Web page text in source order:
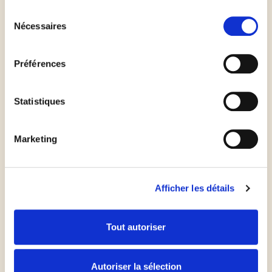
Nécessaires
Préférences
Statistiques
Marketing
Afficher les détails
Tout autoriser
Autoriser la sélection
le fond de pâte.
Enfournez pendant environ 15 min, puis ramenez la
versez un trait de sirop d'érable sur chaque
Lesplusdu chef